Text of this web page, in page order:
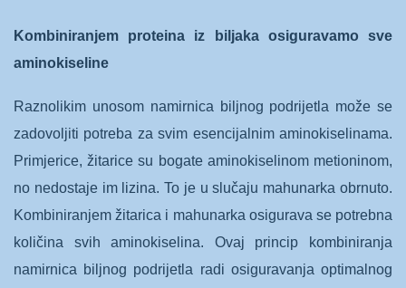
Kombiniranjem proteina iz biljaka osiguravamo sve
aminokiseline
Raznolikim unosom namirnica biljnog podrijetla može se
zadovoljiti potreba za svim esencijalnim aminokiselinama.
Primjerice, žitarice su bogate aminokiselinom metioninom,
no nedostaje im lizina. To je u slučaju mahunarka obrnuto.
Kombiniranjem žitarica i mahunarka osigurava se potrebna
količina svih aminokiselina. Ovaj princip kombiniranja
namirnica biljnog podrijetla radi osiguravanja optimalnog